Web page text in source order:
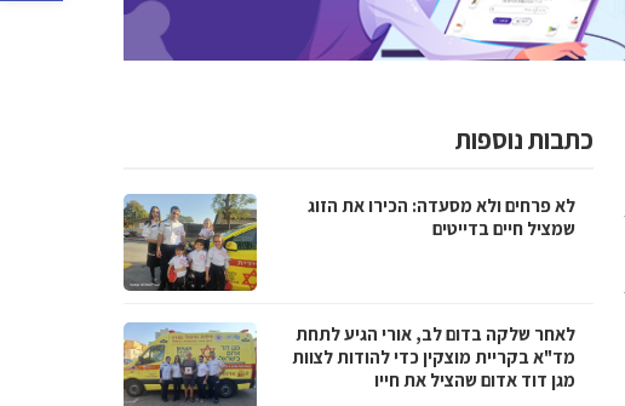
כתבות נוספות
לא פרחים ולא מסעדה: הכירו את הזוג
שמציל חיים בדייטים
לאחר שלקה בדום לב, אורי הגיע לתחת
מד"א בקריית מוצקין כדי להודות לצוות
מגן דוד אדום שהציל את חייו